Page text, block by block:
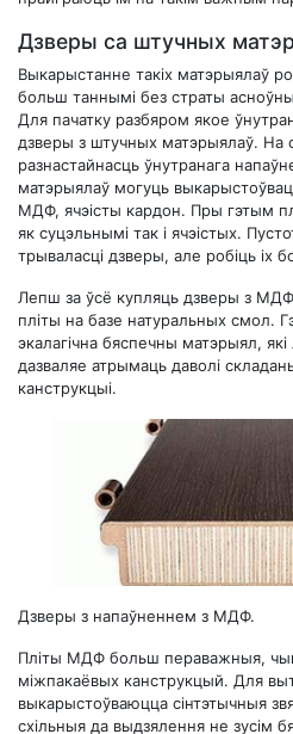
Дзверы са штучных
Выкарыстанне такіх матэрыялаў
больш таннымі без страты
Для пачатку разбяром якое
дзверы з штучных матэрыялаў. На
разнастайнасць ўнутранага
матэрыялаў могуць
МДФ, ячэісты кардон. Пры гэтым
як суцэльнымі так і ячэістых.
трываласці дзверы, але робіць іх
Лепш за ўсё купляць дзверы з МДФ
пліты на базе натуральных смол.
экалагічна бяспечны матэрыял,
дазваляе атрымаць даволі
канструкцыі.
Дзверы з напаўненнем з МДФ.
Пліты МДФ больш пераважныя,
міжпакаёвых канструкцый. Для
выкарыстоўваюцца сінтэтычныя
схільныя да выдзялення не зусім